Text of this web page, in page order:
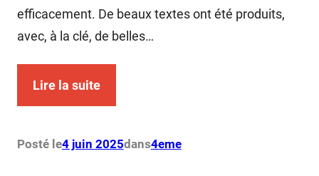
efficacement. De beaux textes ont été produits,
avec, à la clé, de belles…
Lire la suite
Posté le4 juin 2025dans4eme